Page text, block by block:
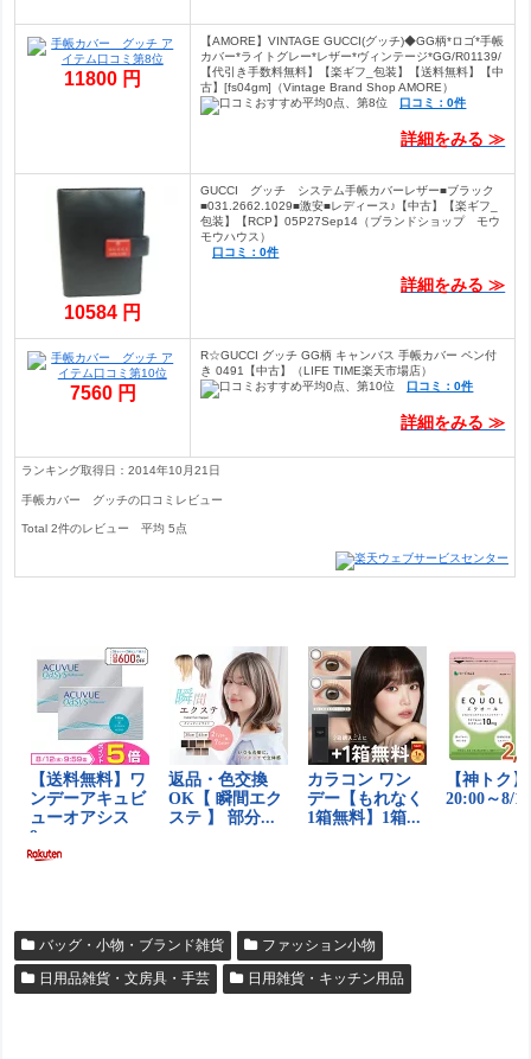
11800 円
【AMORE】VINTAGE GUCCI(グッチ)◆GG柄*ロゴ*手帳
カバー*ライトグレー*レザー*ヴィンテージ*GG/R01139/
【代引き手数料無料】【楽ギフ_包装】【送料無料】【中
古】[fs04gm]（Vintage Brand Shop AMORE）
口コミ：0件
詳細をみる ≫
10584 円
GUCCI グッチ システム手帳カバーレザー■ブラック
■031.2662.1029■激安■レディース♪【中古】【楽ギフ_
包装】【RCP】05P27Sep14（ブランドショップ モウ
モウハウス）
口コミ：0件
詳細をみる ≫
7560 円
R☆GUCCI グッチ GG柄 キャンバス 手帳カバー ペン付
き 0491【中古】（LIFE TIME楽天市場店）
口コミ：0件
詳細をみる ≫
ランキング取得日：2014年10月21日
手帳カバー グッチの口コミレビュー
Total2件のレビュー平均5点
バッグ・小物・ブランド雑貨
ファッション小物
日用品雑貨・文房具・手芸
日用雑貨・キッチン用品